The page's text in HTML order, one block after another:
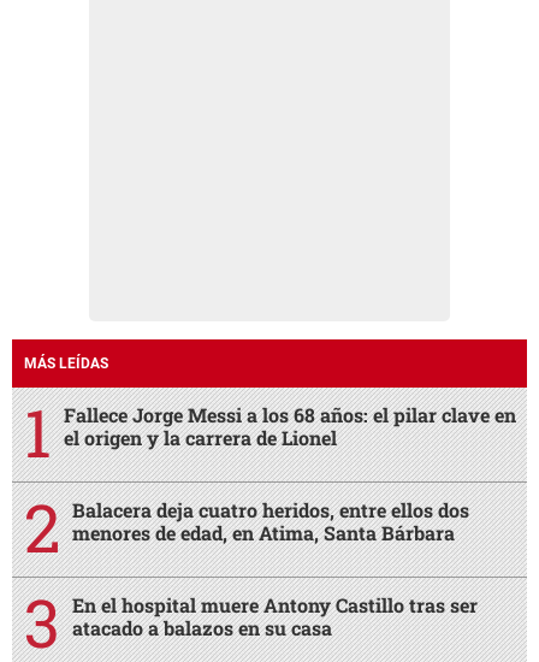
MÁS LEÍDAS
Fallece Jorge Messi a los 68 años: el pilar clave en
el origen y la carrera de Lionel
Balacera deja cuatro heridos, entre ellos dos
menores de edad, en Atima, Santa Bárbara
En el hospital muere Antony Castillo tras ser
atacado a balazos en su casa